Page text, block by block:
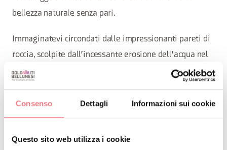
Consenso Dettagli Informazioni sui cookie
Questo sito web utilizza i cookie
bellezza naturale senza pari.
Immaginatevi circondati dalle impressionanti pareti di
roccia, scolpite dall'incessante erosione dell'acqua nel
corso dei millenni. Queste formazioni sono il risultato
modellato la roccia sedimentaria dopo l'ultima
glaciazione, creando un paesaggio spettacolare che è